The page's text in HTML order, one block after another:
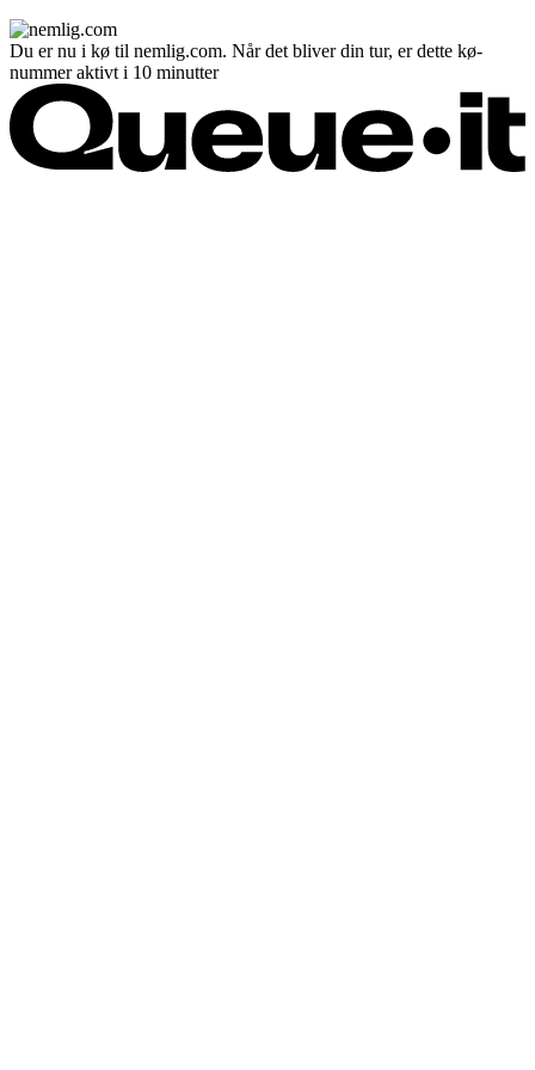
Du er nu i kø til nemlig.com. Når det bliver din tur, er dette kø-
nummer aktivt i 10 minutter